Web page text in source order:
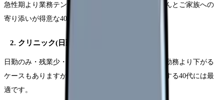
急性期より業務テンポが穏やか。長期療養の患者さんとご家族への
寄り添いが得意な40代にマッチします。
2. クリニック(日勤のみ)
日勤のみ・残業少・夜勤なしが多数派。年収は病院勤務より下がる
ケースもありますが、ワークライフバランスを重視する40代には最
適です。